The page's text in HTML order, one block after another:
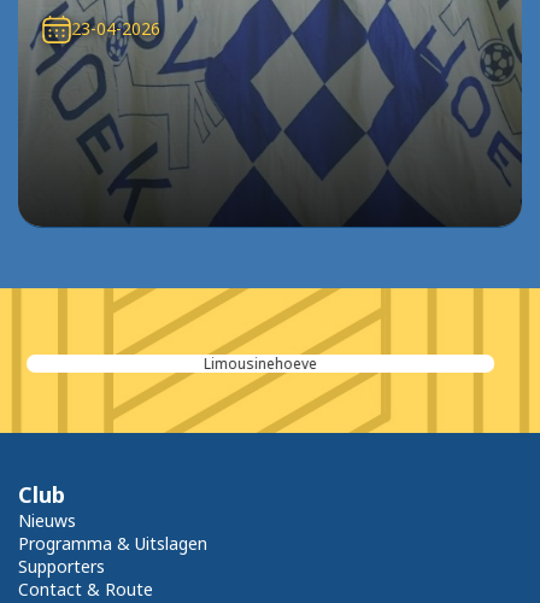
23-04-2026
De Pooter Olie
Club
Nieuws
Programma & Uitslagen
Supporters
Contact & Route